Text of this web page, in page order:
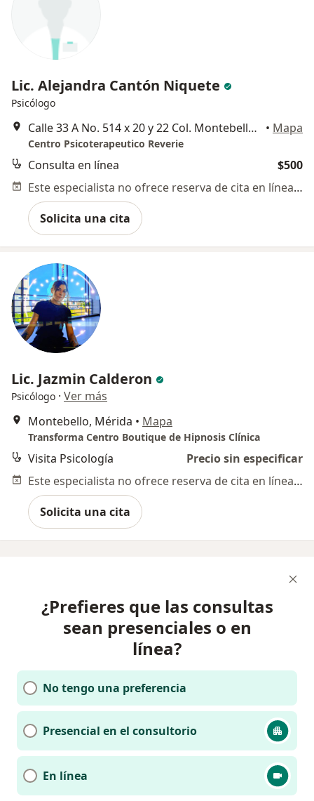
Lic. Alejandra Cantón Niquete
Psicólogo
Calle 33 A No. 514 x 20 y 22 Col. Montebello , Mérida • Mapa
Centro Psicoterapeutico Reverie
Consulta en línea
$500
Este especialista no ofrece reserva de cita en línea en esta dirección.
Solicita una cita
Lic. Jazmin Calderon
Psicólogo · Ver más
Montebello, Mérida • Mapa
Transforma Centro Boutique de Hipnosis Clínica
Visita Psicología
Precio sin especificar
Este especialista no ofrece reserva de cita en línea en esta dirección.
Solicita una cita
¿Prefieres que las consultas
sean presenciales o en
línea?
No tengo una preferencia
Presencial en el consultorio
En línea